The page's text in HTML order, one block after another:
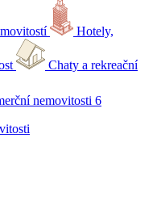
Hotely,
Chaty a rekreační
nemovitosti 6